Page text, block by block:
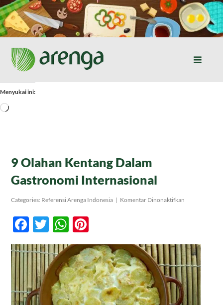
Skip
to
content
Toggle
Home
Tentang Kami
Produk
Kontak
Menyukai ini:
Memuat...
9 Olahan Kentang Dalam
Gastronomi Internasional
Categories: Referensi Arenga Indonesia | Komentar Dinonaktifkan
Internasional
Facebook
TwitterWhatsApp